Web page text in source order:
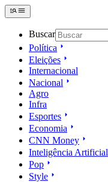
Buscar
Política
Eleições
Internacional
Nacional
Agro
Infra
Esportes
Economia
CNN Money
Inteligência Artificial
Pop
Style